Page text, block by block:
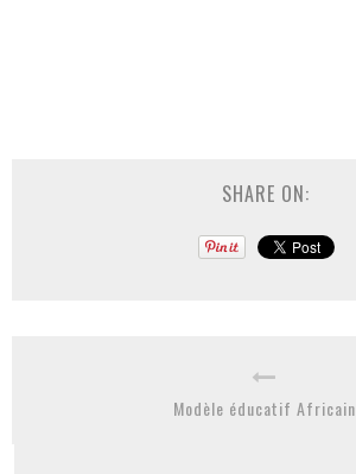
SHARE ON:
Modèle éducatif Africain